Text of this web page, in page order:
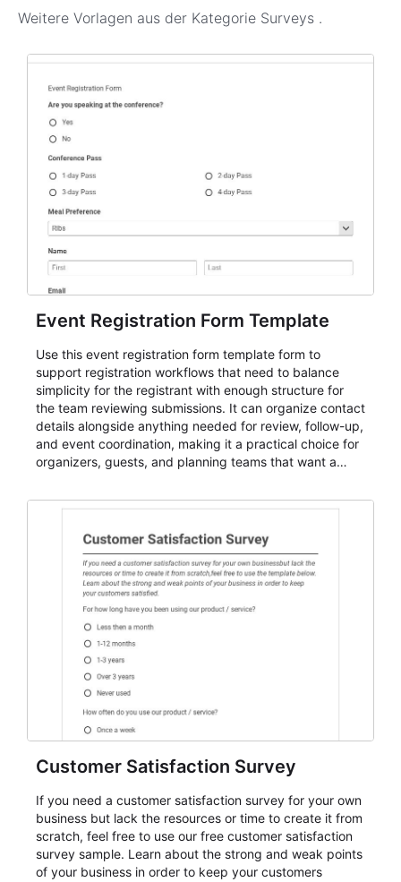
Weitere Vorlagen aus der Kategorie Surveys .
Event Registration Form Template
Use this event registration form template form to
support registration workflows that need to balance
simplicity for the registrant with enough structure for
the team reviewing submissions. It can organize contact
details alongside anything needed for review, follow-up,
and event coordination, making it a practical choice for
organizers, guests, and planning teams that want a
and participant management. The form is suitable for
student enrollment, volunteer registration, business
event intake, and membership participation. It helps
keep responses standardized so organizers can
evaluate submissions, manage next steps, and maintain
cleaner registration records over time.
Customer Satisfaction Survey
If you need a customer satisfaction survey for your own
business but lack the resources or time to create it from
scratch, feel free to use our free customer satisfaction
survey sample. Learn about the strong and weak points
of your business in order to keep your customers